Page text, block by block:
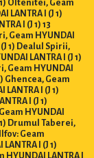
LANTRA I (J 1)
I (J 1) 13
Geam HYUNDAI
1) Dealul Spirii,
LANTRA I (J 1)
Geam HYUNDAI
Ghencea, Geam
I (J 1)
I (J 1)
HYUNDAI
1) Drumul Taberei,
Geam
I (J 1)
HYUNDAI LANTRA I